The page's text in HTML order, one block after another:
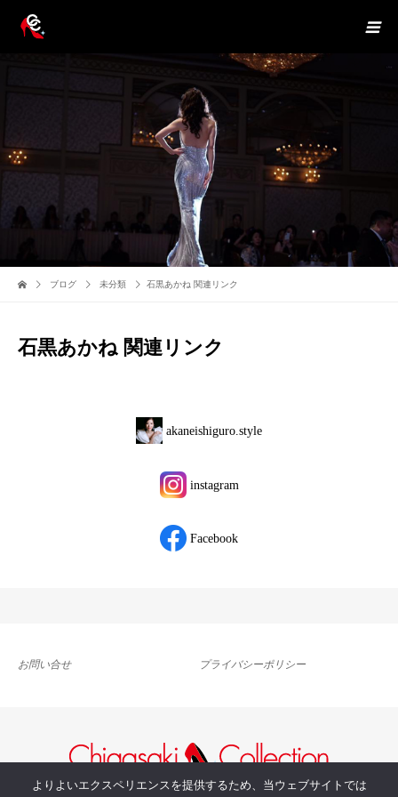
ブログ 未分類 石黒あかね 関連リンク
石黒あかね 関連リンク
akaneishiguro.style
instagram
Facebook
お問い合せ プライバシーポリシー
よりよいエクスペリエンスを提供するため、当ウェブサイトでは